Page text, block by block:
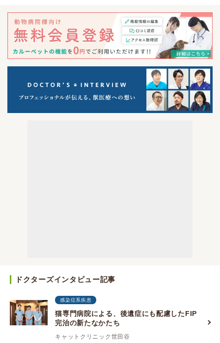
ドクターズインタビュー記事
感染症系疾患
猫専門病院による、後遺症にも配慮したFIP
完治の新たなかたち
キャットクリニック世田谷